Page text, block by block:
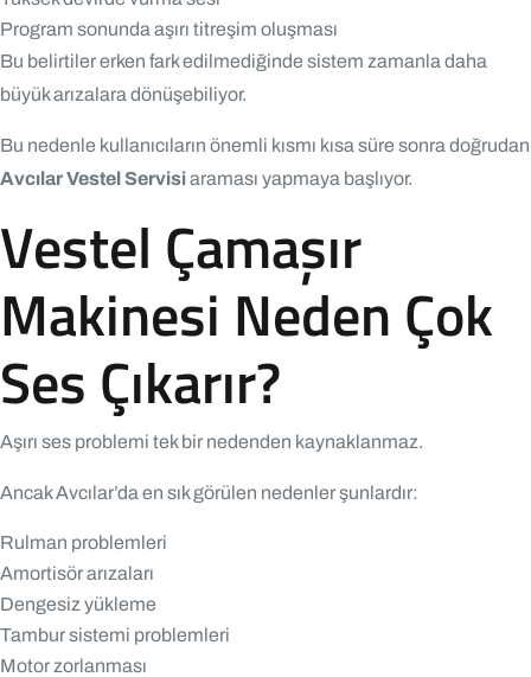
Program sonunda aşırı titreşim oluşması
Bu belirtiler erken fark edilmediğinde sistem zamanla daha
büyük arızalara dönüşebiliyor.
Bu nedenle kullanıcıların önemli kısmı kısa süre sonra doğrudan
Avcılar Vestel Servisiaraması yapmaya başlıyor.
Vestel Çamaşır
Makinesi Neden Çok
Ses Çıkarır?
Aşırı ses problemi tek bir nedenden kaynaklanmaz.
Ancak Avcılar’da en sık görülen nedenler şunlardır:
Rulman problemleri
Amortisör arızaları
Dengesiz yükleme
Tambur sistemi problemleri
Motor zorlanması